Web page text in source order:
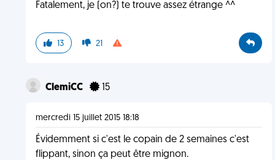
Fatalement, je (on?) te trouve assez étrange ^^
13 21
ClemiCC 15
mercredi 15 juillet 2015 18:18
Évidemment si c'est le copain de 2 semaines c'est
flippant, sinon ça peut être mignon.